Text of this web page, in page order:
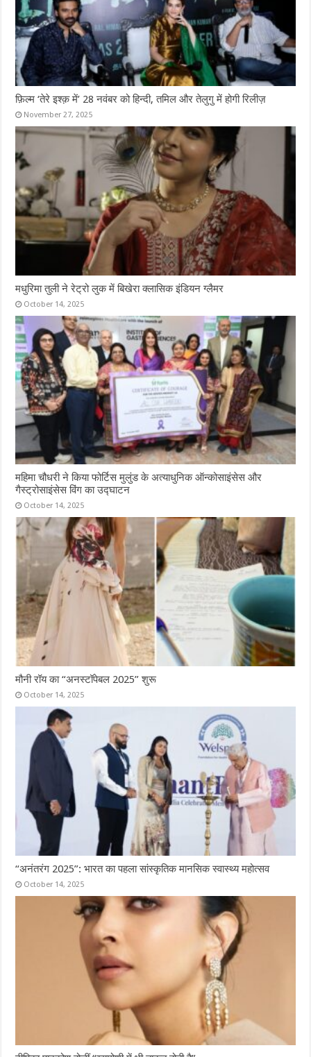
फ़िल्म ‘तेरे इश्क़ में’ 28 नवंबर को हिन्दी, तमिल और तेलुगु में होगी रिलीज़
November 27, 2025
मधुरिमा तुली ने रेट्रो लुक में बिखेरा क्लासिक इंडियन ग्लैमर
October 14, 2025
महिमा चौधरी ने किया फोर्टिस मुलुंड के अत्याधुनिक ऑन्कोसाइंसेस और
गैस्ट्रोसाइंसेस विंग का उद्घाटन
October 14, 2025
मौनी रॉय का “अनस्टॉपेबल 2025” शुरू
October 14, 2025
“अनंतरंग 2025”: भारत का पहला सांस्कृतिक मानसिक स्वास्थ्य महोत्सव
October 14, 2025